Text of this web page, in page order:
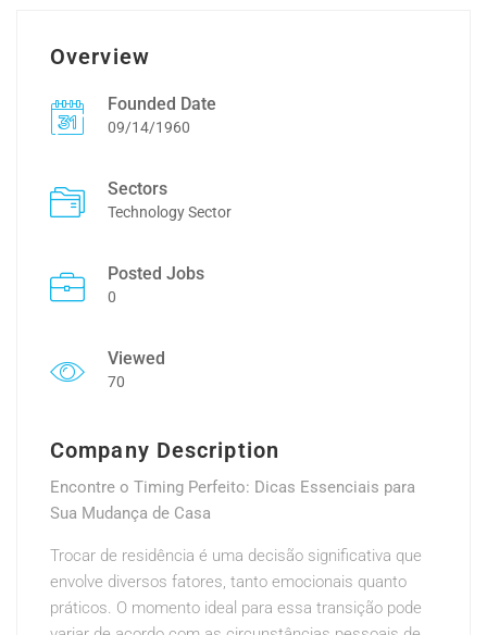
Overview
Founded Date
09/14/1960
Sectors
Technology Sector
Posted Jobs
0
Viewed
70
Company Description
Encontre o Timing Perfeito: Dicas Essenciais para
Sua Mudança de Casa
Trocar de residência é uma decisão significativa que
envolve diversos fatores, tanto emocionais quanto
práticos. O momento ideal para essa transição pode